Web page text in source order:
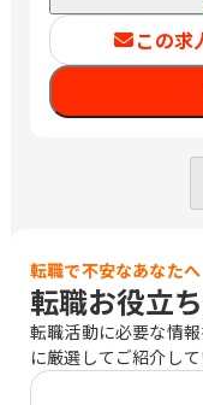
この求
転職で不安なあなたへ
転職お役立
転職活動に必要な情
に厳選してご紹介して